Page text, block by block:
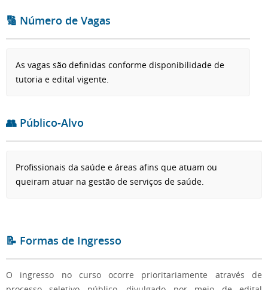
🔢 Número de Vagas
As vagas são definidas conforme disponibilidade de
tutoria e edital vigente.
👥 Público-Alvo
Profissionais da saúde e áreas afins que atuam ou
queiram atuar na gestão de serviços de saúde.
📝 Formas de Ingresso
O ingresso no curso ocorre prioritariamente através de